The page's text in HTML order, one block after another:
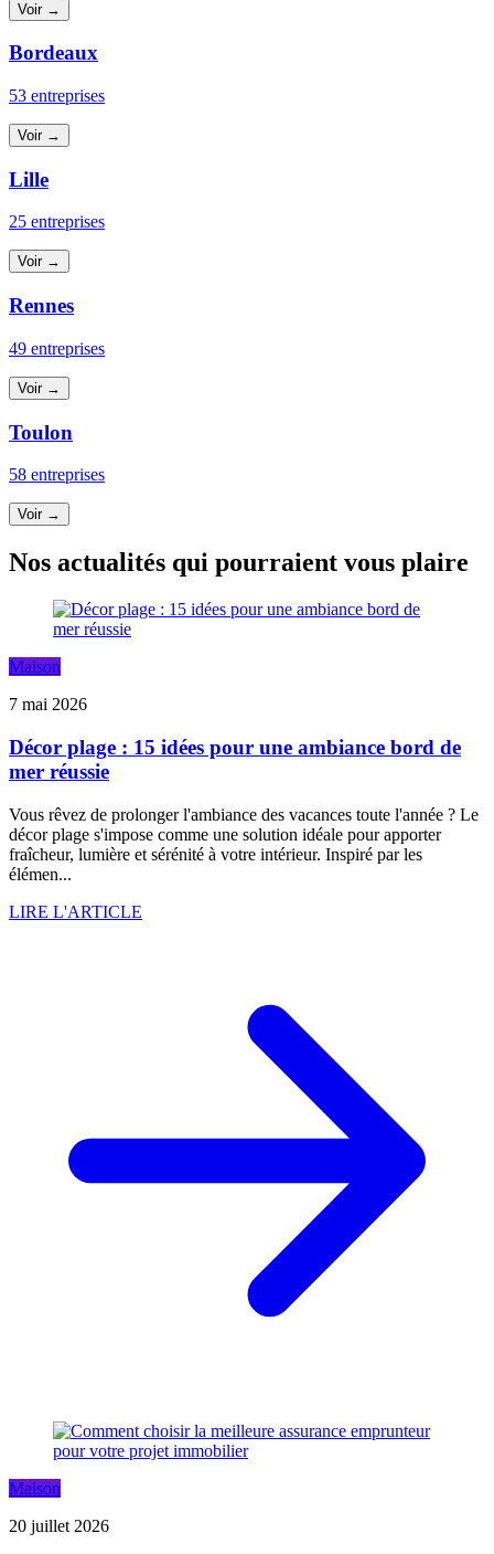
Voir →
Bordeaux
53 entreprises
Voir →
Lille
25 entreprises
Voir →
Rennes
49 entreprises
Voir →
Toulon
58 entreprises
Voir →
Nos actualités qui pourraient vous plaire
Maison
7 mai 2026
Décor plage : 15 idées pour une ambiance bord de
mer réussie
Vous rêvez de prolonger l'ambiance des vacances toute l'année ? Le
décor plage s'impose comme une solution idéale pour apporter
fraîcheur, lumière et sérénité à votre intérieur. Inspiré par les
élémen...
LIRE L'ARTICLE
Maison
20 juillet 2026